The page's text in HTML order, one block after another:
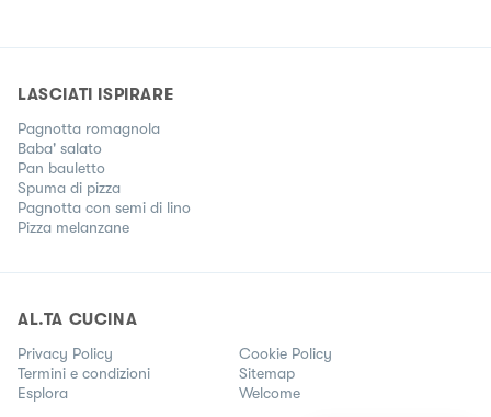
LASCIATI ISPIRARE
Pagnotta romagnola
Baba' salato
Pan bauletto
Spuma di pizza
Pagnotta con semi di lino
Pizza melanzane
AL.TA CUCINA
Privacy Policy
Cookie Policy
Termini e condizioni
Sitemap
Esplora
Welcome